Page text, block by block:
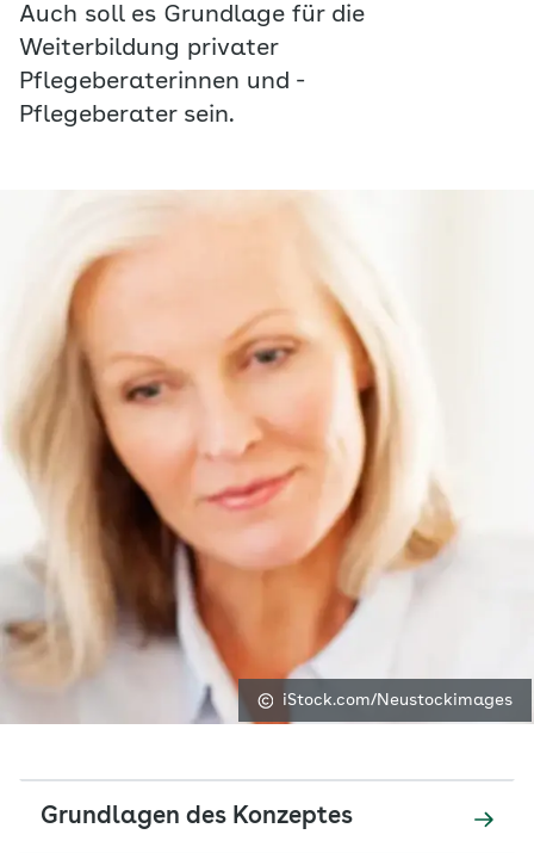
Auch soll es Grundlage für die
Weiterbildung privater
Pflegeberaterinnen und -
Pflegeberater sein.
iStock.com/Neustockimages
Grundlagen des Konzeptes